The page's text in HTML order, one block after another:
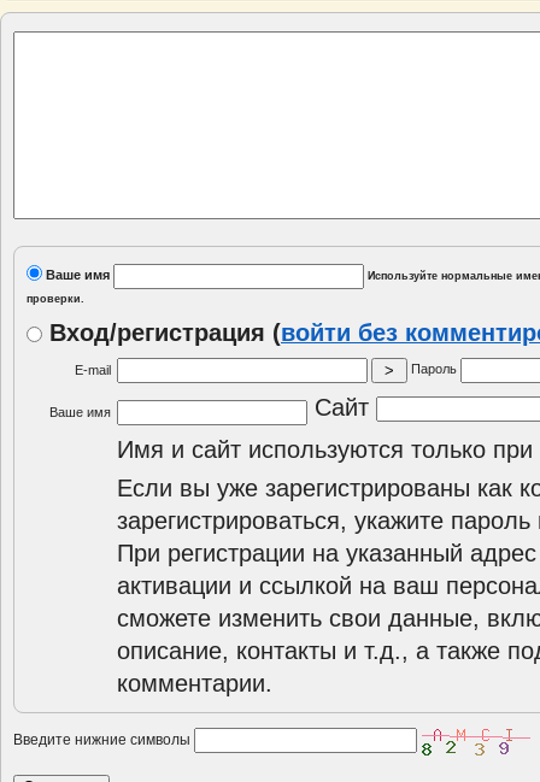
Ваше имя
Используйте нормальные
проверки.
Вход/регистрация (войти без
E-mail Пароль
Ваше имя
Сайт
Имя и сайт используются только при
Если вы уже зарегистрированы как
зарегистрироваться, укажите
При регистрации на указанный
активации и ссылкой на ваш
сможете изменить свои данные,
описание, контакты и т.д., а также
комментарии.
Введите нижние символы